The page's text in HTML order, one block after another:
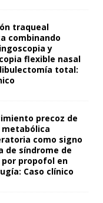
traqueal
combinando
y
flexible nasal
total:
precoz de
metabólica
como signo
de síndrome de
propofol en
Caso clínico